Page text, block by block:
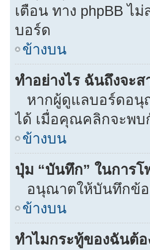
เตือน ทาง phpBB ไ
บอร์ด
ข้างบน
ทำอย่างไร ฉันถึงจะ
หากผู้ดูแลบอร์ดอนุ
ได้ เมื่อคุณคลิกจะพบ
ข้างบน
ปุ่ม “บันทึก” ในการโ
อนุณาตให้บันทึกข้อ
ข้างบน
ทำไมกระทู้ของฉันต้